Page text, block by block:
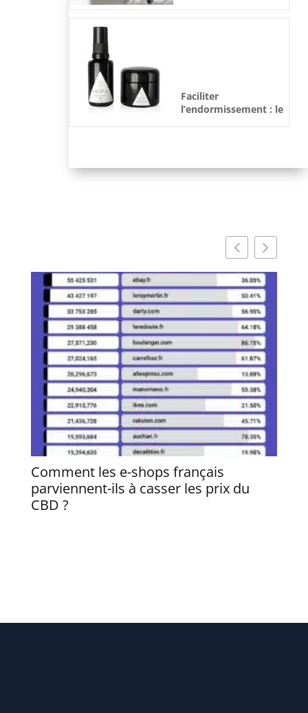
Faciliter
l’endormissement : le
Comment les e-shops français
parviennent-ils à casser les prix du
CBD ?